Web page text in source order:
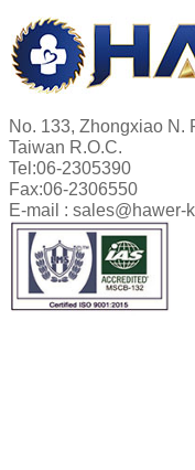
No. 133, Zhongxiao N.
Taiwan R.O.C.
Tel:06-2305390
Fax:06-2306550
E-mail : sales@hawer-